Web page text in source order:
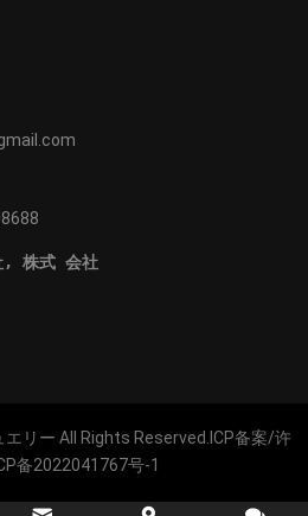
, 株式 会社
エリー All Rights Reserved.ICP备案/许
备2022041767号-1